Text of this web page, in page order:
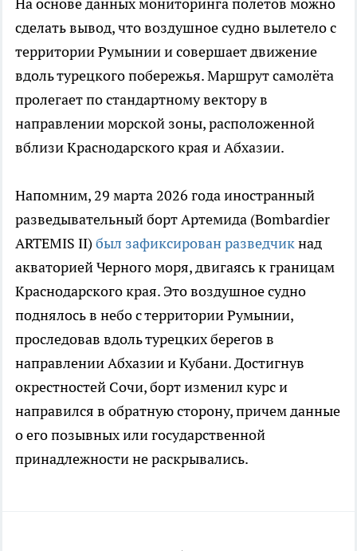
На основе данных мониторинга полётов можно
сделать вывод, что воздушное судно вылетело с
территории Румынии и совершает движение
вдоль турецкого побережья. Маршрут самолёта
пролегает по стандартному вектору в
направлении морской зоны, расположенной
вблизи Краснодарского края и Абхазии.
Напомним, 29 марта 2026 года иностранный
разведывательный борт Артемида (Bombardier
ARTEMIS II) был зафиксирован разведчикнад
акваторией Черного моря, двигаясь к границам
Краснодарского края. Это воздушное судно
поднялось в небо с территории Румынии,
проследовав вдоль турецких берегов в
направлении Абхазии и Кубани. Достигнув
окрестностей Сочи, борт изменил курс и
направился в обратную сторону, причем данные
о его позывных или государственной
принадлежности не раскрывались.